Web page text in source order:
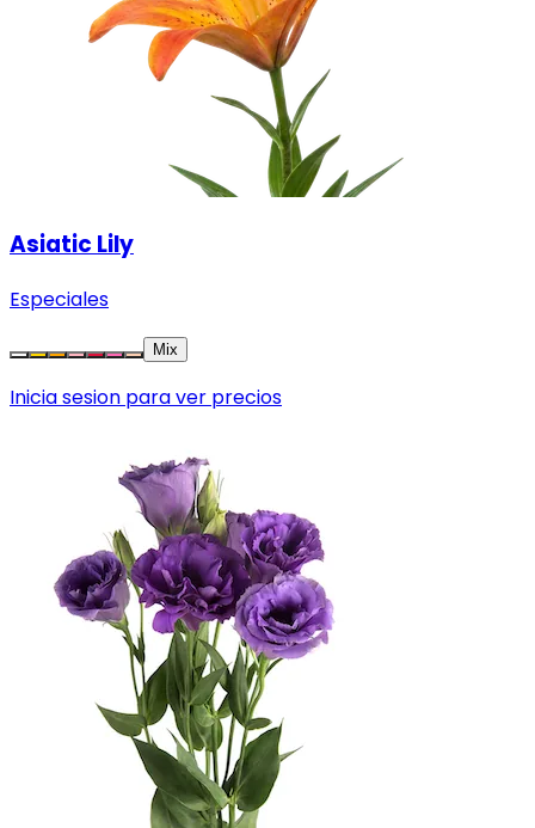
Asiatic Lily
Especiales
Mix
Inicia sesion para ver precios